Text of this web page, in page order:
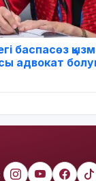
баспасөз
адвокат